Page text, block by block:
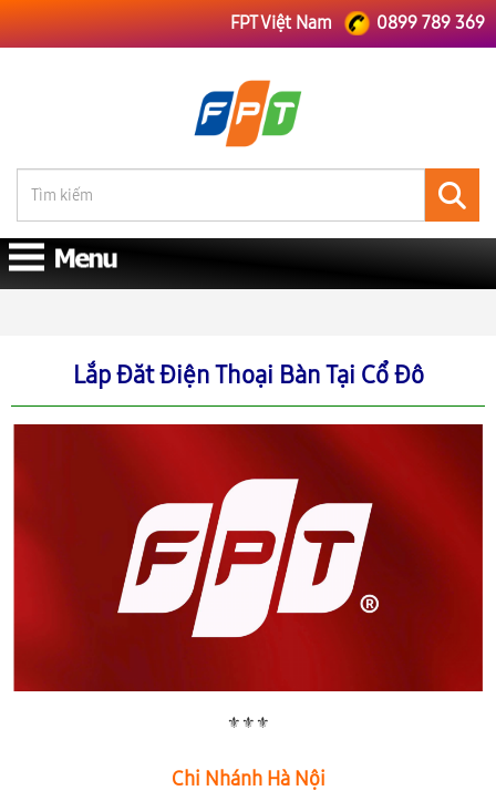
FPT Việt Nam 0899 789 369
Lắp Đăt Điện Thoại Bàn Tại Cổ Đô
⚜️⚜️⚜️
Chi Nhánh Hà Nội